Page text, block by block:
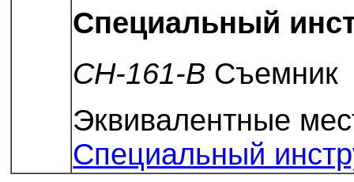
Специальный
CH-161-B Съемник
Эквивалентные
Специальный